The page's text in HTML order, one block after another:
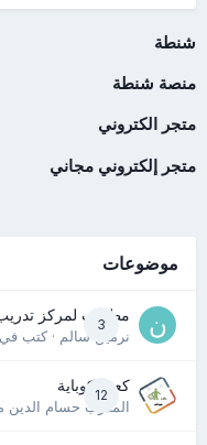
شنطة
منصة شنطة
متجر الكتروني
متجر إلكتروني مجاني
موضوعات
3
مطلوب لمركز
نرمين سالم· كتب في
12
كعب كوباية
المدرب حسام الدين